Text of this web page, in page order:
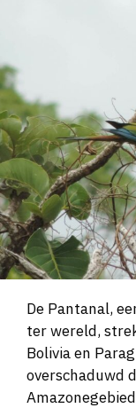
De Pantanal,
ter wereld,
Bolivia en
overschaduwd